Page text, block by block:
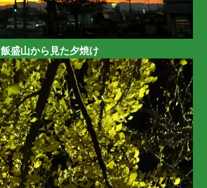
飯盛山から見た夕焼け